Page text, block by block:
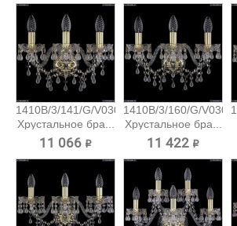
1410B/3/141/G/V0300
Хрустальное бра...
11 066 ₽
1410B/3/160/G/V0300
Хрустальное бра...
11 422 ₽